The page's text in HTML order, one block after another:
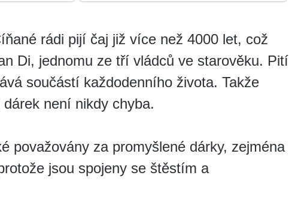
rádi pijí čaj již více než 4000 let, což
Di, jednomu ze tří vládců ve starověku. Pití
součástí každodenního života. Takže
není nikdy chyba.
považovány za promyšlené dárky, zejména
jsou spojeny se štěstím a